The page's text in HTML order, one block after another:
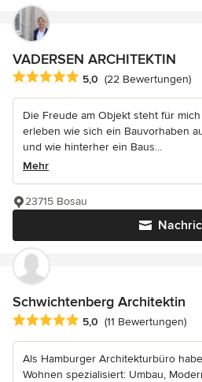
VADERSEN ARCHITEKTIN
Durchschnittliche Bewertung: 5
5,0 (22 Bewertungen)
Die Freude am Objekt steht für
erleben wie sich ein Bauvorhaben
und wie hinterher ein Baus...
Mehr
23715 Bosau
Schwichtenberg Architektin
Durchschnittliche Bewertung: 5
5,0 (11 Bewertungen)
Als Hamburger Architekturbüro
Wohnen spezialisiert: Umbau,